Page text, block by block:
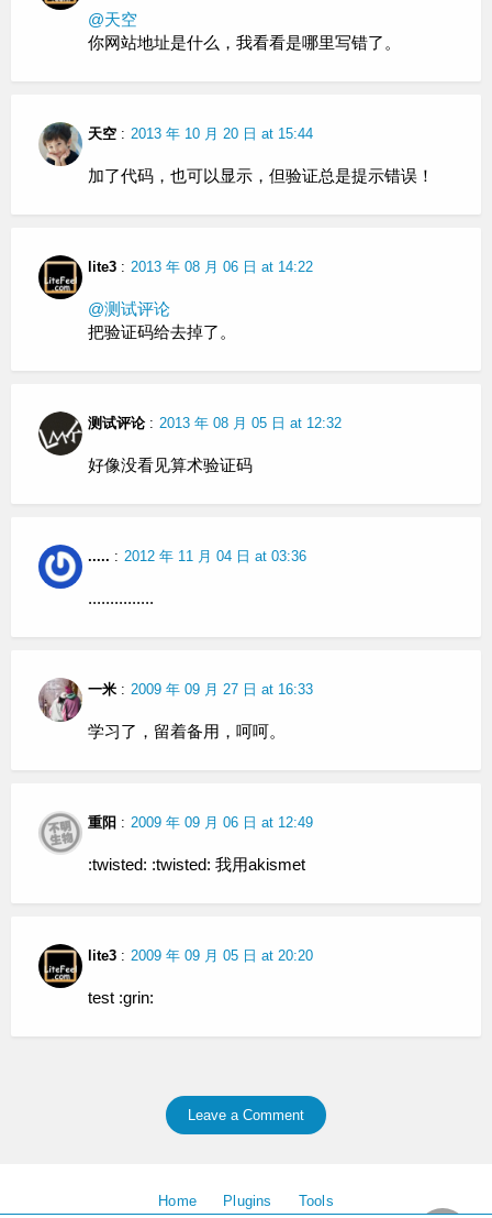
@天空
你网站地址是什么，我看看是哪里写错了。
天空 : 2013 年 10 月 20 日 at 15:44
加了代码，也可以显示，但验证总是提示错误！
lite3 : 2013 年 08 月 06 日 at 14:22
@测试评论
把验证码给去掉了。
测试评论 : 2013 年 08 月 05 日 at 12:32
好像没看见算术验证码
..... : 2012 年 11 月 04 日 at 03:36
...............
一米 : 2009 年 09 月 27 日 at 16:33
学习了，留着备用，呵呵。
重阳 : 2009 年 09 月 06 日 at 12:49
:twisted: :twisted: 我用akismet
lite3 : 2009 年 09 月 05 日 at 20:20
test :grin:
Leave a Comment
Home Plugins Tools